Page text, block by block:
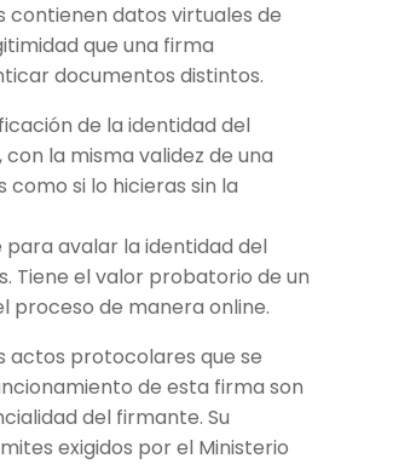
contienen datos virtuales de
que una firma
documentos distintos.
de la identidad del
la misma validez de una
como si lo hicieras sin la
avalar la identidad del
Tiene el valor probatorio de un
proceso de manera online.
actos protocolares que se
de esta firma son
del firmante. Su
exigidos por el Ministerio